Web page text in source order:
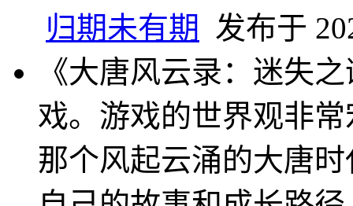
归期未有期
发布于
《大唐风云录：迷失
戏。游戏的世界观非
那个风起云涌的大唐